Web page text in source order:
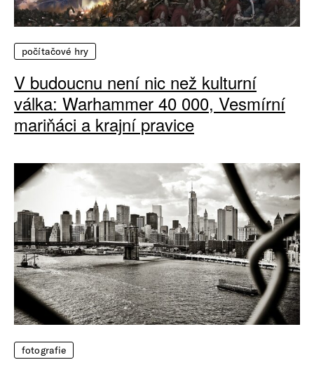
počítačové hry
V budoucnu není nic než kulturní
válka: Warhammer 40 000, Vesmírní
mariňáci a krajní pravice
fotografie